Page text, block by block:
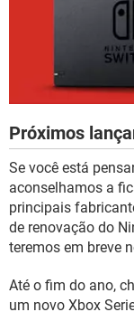
Próximos
Se você está
aconselhamos a
principais
de renovação do
teremos em breve
Até o fim do ano,
um novo Xbox